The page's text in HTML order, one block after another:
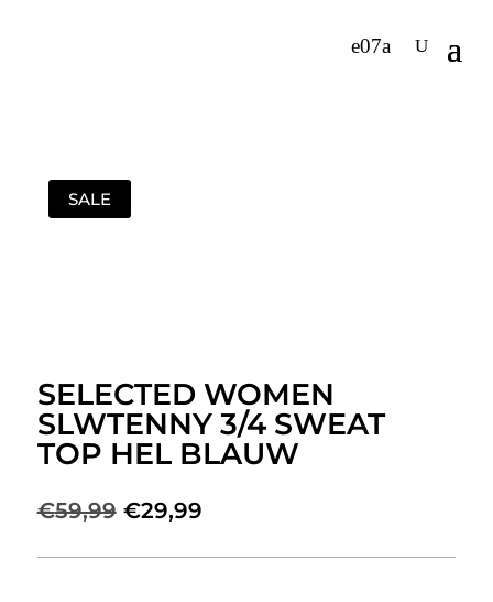
SALE
SELECTED WOMEN
SLWTENNY 3/4 SWEAT
TOP HEL BLAUW
€59,99 Oorspronkelijke
was:
€29,99Huidige
is: